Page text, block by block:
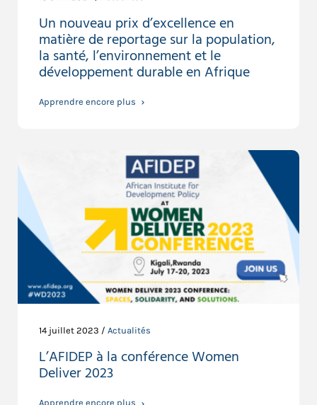
Un nouveau prix d’excellence en
matière de reportage sur la population,
la santé, l’environnement et le
développement durable en Afrique
Apprendre encore plus
14 juillet 2023 / Actualités
L’AFIDEP à la conférence Women
Deliver 2023
Apprendre encore plus